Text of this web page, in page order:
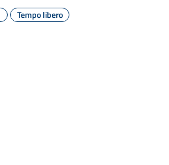
Tempo libero